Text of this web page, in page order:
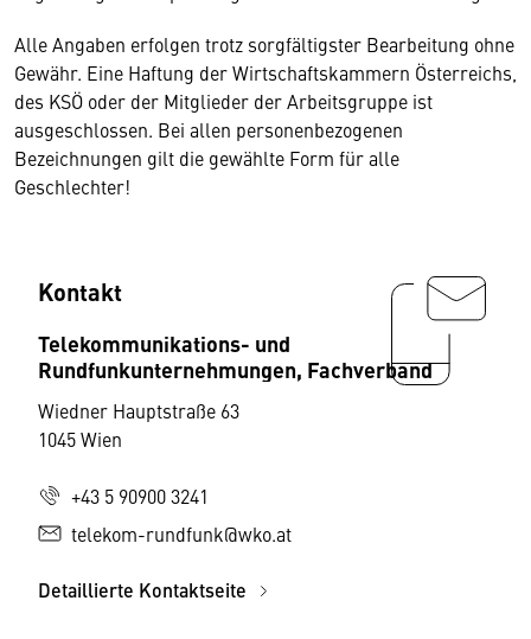
Alle Angaben erfolgen trotz sorgfältigster Bearbeitung ohne
Gewähr. Eine Haftung der Wirtschaftskammern Österreichs,
des KSÖ oder der Mitglieder der Arbeitsgruppe ist
ausgeschlossen. Bei allen personenbezogenen
Bezeichnungen gilt die gewählte Form für alle
Geschlechter!
Kontakt
Telekommunikations- und
Rundfunkunternehmungen, Fachverband
Wiedner Hauptstraße 63
1045 Wien
+43 5 90900 3241
telekom-rundfunk@wko.at
Detaillierte Kontaktseite